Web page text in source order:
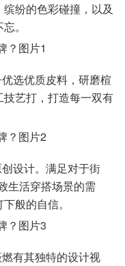
纷的色彩碰撞，以及
。
选优质皮料，研磨楦
艺打，打造每一双有
设计。满足对于街
生活穿搭场景的需
般的自信。
有其独特的设计视